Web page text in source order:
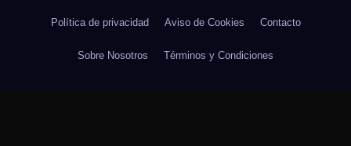
Política de privacidad Aviso de Cookies Contacto
Sobre Nosotros Términos y Condiciones